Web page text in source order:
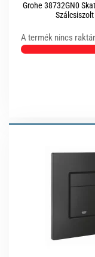
Grohe 38732GN0
Szálcsiszolt
A termék nincs